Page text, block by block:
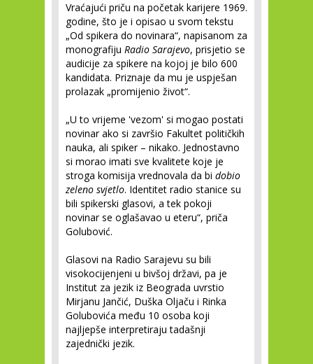
Vraćajući priču na početak karijere 1969.
godine, što je i opisao u svom tekstu
„Od spikera do novinara“, napisanom za
monografiju Radio Sarajevo, prisjetio se
audicije za spikere na kojoj je bilo 600
kandidata. Priznaje da mu je uspješan
prolazak „promijenio život“.
„U to vrijeme 'vezom' si mogao postati
novinar ako si završio Fakultet političkih
nauka, ali spiker – nikako. Jednostavno
si morao imati sve kvalitete koje je
stroga komisija vrednovala da bi dobio
zeleno svjetlo. Identitet radio stanice su
bili spikerski glasovi, a tek pokoji
novinar se oglašavao u eteru“, priča
Golubović.
Glasovi na Radio Sarajevu su bili
visokocijenjeni u bivšoj državi, pa je
Institut za jezik iz Beograda uvrstio
Mirjanu Jančić, Duška Oljaču i Rinka
Golubovića među 10 osoba koji
najljepše interpretiraju tadašnji
zajednički jezik.